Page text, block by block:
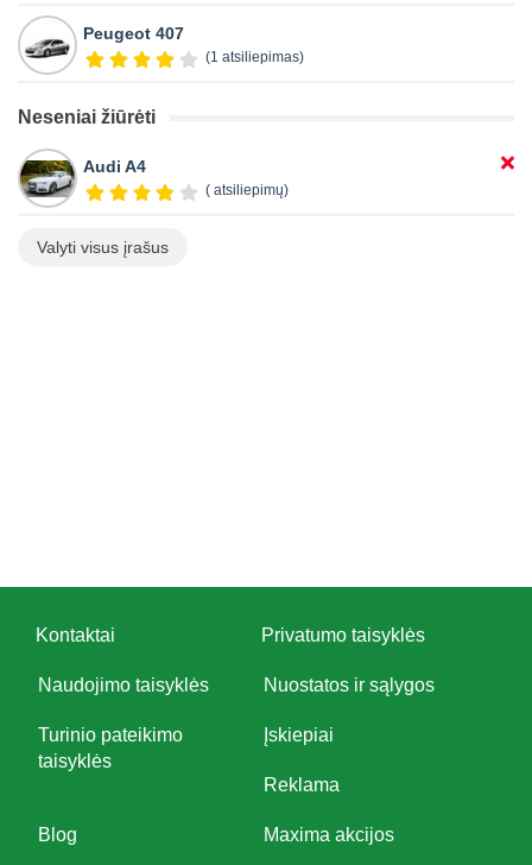
Peugeot 407
(1 atsiliepimas)
Neseniai žiūrėti
Audi A4
( atsiliepimų)
Valyti visus įrašus
Kontaktai Privatumo taisyklės
Naudojimo taisyklės Nuostatos ir sąlygos
Turinio pateikimo
taisyklės
Įskiepiai
Reklama
Blog Maxima akcijos